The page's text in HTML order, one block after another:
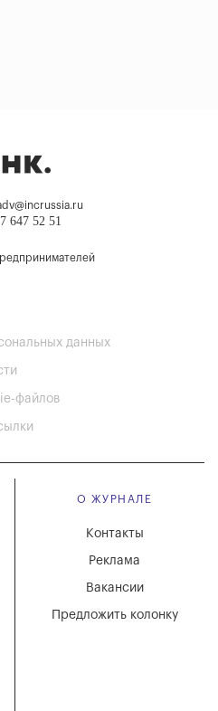
647 52 51
данных
файлов
О ЖУРНАЛЕ
Вакансии
Реклама
Контакты
Предложить колонку